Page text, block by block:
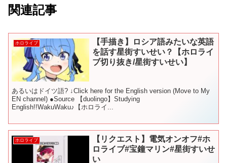
関連記事
ホロライブ
【手描き】ロシア語みたいな英語
を話す星街すいせい？【ホロライ
ブ切り抜き/星街すいせい】
あるいはドイツ語? ↓Click here for the English version (Move to My
EN channel) ●Source 【duolingo】Studying
English!!WakuWaku♪【ホロライ...
ホロライブ
【リクエスト】電気オンオフ#ホ
ロライブ#宝鐘マリン#星街すいせ
い